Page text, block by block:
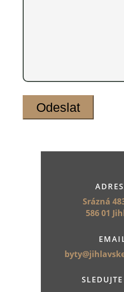
Srázná
586 01